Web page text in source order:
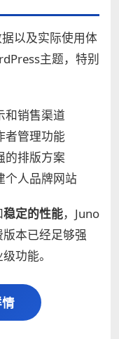
以及实际使用体
主题，特别
和销售渠道
者管理功能
的排版方案
个人品牌网站
稳定的性能，Juno
本已经足够强
功能。